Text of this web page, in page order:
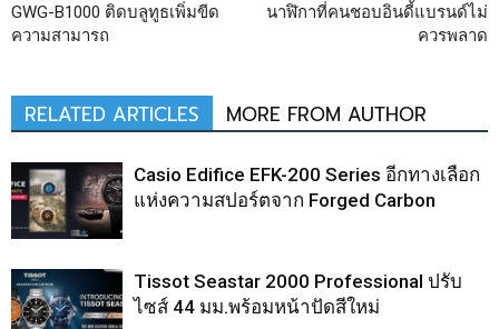
GWG-B1000 ติดบลูทูธเพิ่มขีด
ความสามารถ
นาฬิกาที่คนชอบอินดี้แบรนด์ไม่
ควรพลาด
RELATED ARTICLES MORE FROM AUTHOR
Casio Edifice EFK-200 Series อีกทางเลือก
แห่งความสปอร์ตจาก Forged Carbon
Tissot Seastar 2000 Professional ปรับ
ไซส์ 44 มม.พร้อมหน้าปัดสีใหม่